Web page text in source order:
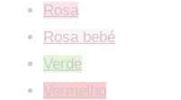
Rosa
Rosa bebé
Verde
Vermelho